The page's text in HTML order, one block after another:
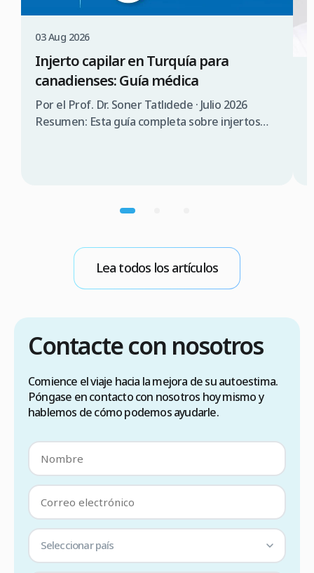
03 Aug 2026
Injerto capilar en Turquía para
canadienses: Guía médica
Por el Prof. Dr. Soner Tatlıdede · Julio 2026
Resumen: Esta guía completa sobre injertos
(90 días sin visado), lista de verificación para
Lea todos los artículos
Contacte con nosotros
Comience el viaje hacia la mejora de su autoestima.
Póngase en contacto con nosotros hoy mismo y
hablemos de cómo podemos ayudarle.
Seleccionar país